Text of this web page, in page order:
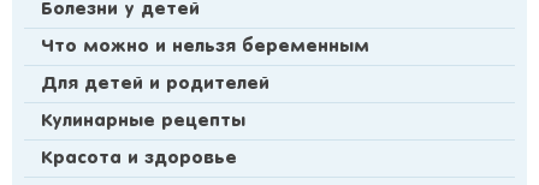
Болезни у детей
Что можно и нельзя беременным
Для детей и родителей
Кулинарные рецепты
Красота и здоровье